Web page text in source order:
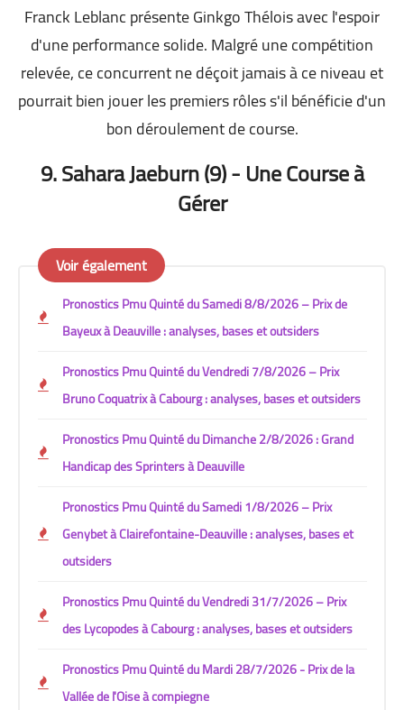
Franck Leblanc présente Ginkgo Thélois avec l'espoir
d'une performance solide. Malgré une compétition
relevée, ce concurrent ne déçoit jamais à ce niveau et
pourrait bien jouer les premiers rôles s'il bénéficie d'un
bon déroulement de course.
9. Sahara Jaeburn (9) - Une Course à
Gérer
Voir également
Pronostics Pmu Quinté du Samedi 8/8/2026 – Prix de
Bayeux à Deauville : analyses, bases et outsiders
Pronostics Pmu Quinté du Vendredi 7/8/2026 – Prix
Bruno Coquatrix à Cabourg : analyses, bases et outsiders
Pronostics Pmu Quinté du Dimanche 2/8/2026 : Grand
Handicap des Sprinters à Deauville
Pronostics Pmu Quinté du Samedi 1/8/2026 – Prix
Genybet à Clairefontaine-Deauville : analyses, bases et
outsiders
Pronostics Pmu Quinté du Vendredi 31/7/2026 – Prix
des Lycopodes à Cabourg : analyses, bases et outsiders
Pronostics Pmu Quinté du Mardi 28/7/2026 - Prix de la
Vallée de l'Oise à compiegne